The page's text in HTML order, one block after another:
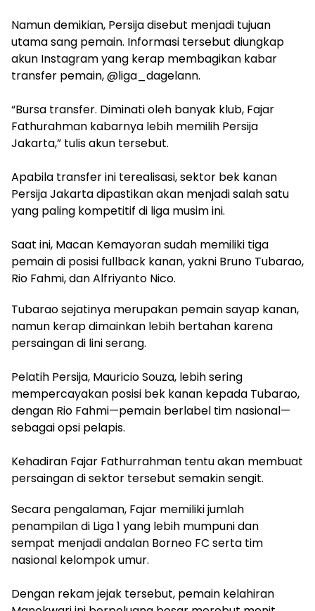
‎Namun demikian, Persija disebut menjadi tujuan
utama sang pemain. Informasi tersebut diungkap
akun Instagram yang kerap membagikan kabar
transfer pemain, @liga_dagelann.
‎“Bursa transfer. Diminati oleh banyak klub, Fajar
Fathurahman kabarnya lebih memilih Persija
Jakarta,” tulis akun tersebut.
‎Apabila transfer ini terealisasi, sektor bek kanan
Persija Jakarta dipastikan akan menjadi salah satu
yang paling kompetitif di liga musim ini.
‎Saat ini, Macan Kemayoran sudah memiliki tiga
pemain di posisi fullback kanan, yakni Bruno Tubarao,
Rio Fahmi, dan Alfriyanto Nico.
Tubarao sejatinya merupakan pemain sayap kanan,
namun kerap dimainkan lebih bertahan karena
persaingan di lini serang.
‎Pelatih Persija, Mauricio Souza, lebih sering
mempercayakan posisi bek kanan kepada Tubarao,
dengan Rio Fahmi—pemain berlabel tim nasional—
sebagai opsi pelapis.
‎Kehadiran Fajar Fathurrahman tentu akan membuat
persaingan di sektor tersebut semakin sengit.
Secara pengalaman, Fajar memiliki jumlah
penampilan di Liga 1 yang lebih mumpuni dan
sempat menjadi andalan Borneo FC serta tim
nasional kelompok umur.
‎Dengan rekam jejak tersebut, pemain kelahiran